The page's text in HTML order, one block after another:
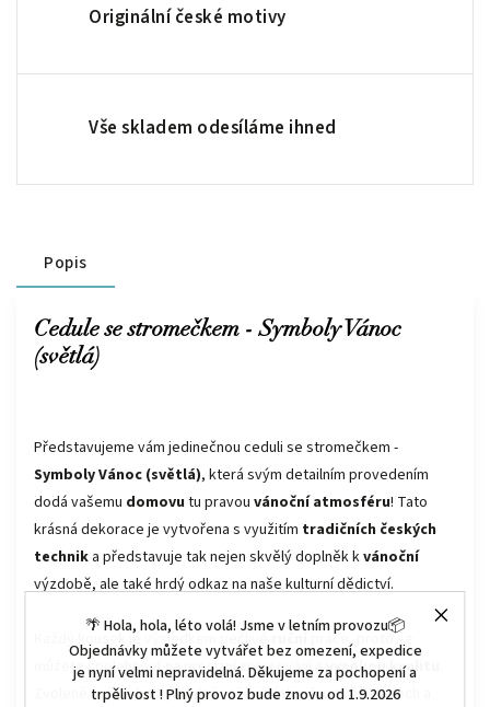
🌴 Hola, hola, léto volá! Jsme v letním provozu📦
Objednávky můžete vytvářet bez omezení, expedice
je nyní velmi nepravidelná. Děkujeme za pochopení a
trpělivost ! Plný provoz bude znovu od 1.9.2026
Originální české motivy
Vše skladem odesíláme ihned
Popis
Cedule se stromečkem - Symboly Vánoc
(světlá)
Představujeme vám jedinečnou ceduli se stromečkem -
Symboly Vánoc (světlá), která svým detailním provedením
dodá vašemu domovu tu pravou vánoční atmosféru! Tato
krásná dekorace je vytvořena s využitím tradičních českých
technik a představuje tak nejen skvělý doplněk kvánoční
výzdobě, ale také hrdý odkaz na naše kulturní dědictví.
Každý kousek je výsledkem pečlivé
práce, proto se
můžete spolehnout na precizní zpracování avysokou kvalitu
Zvolené světlé barvy dodají vašemu interiéru svěží nádech a